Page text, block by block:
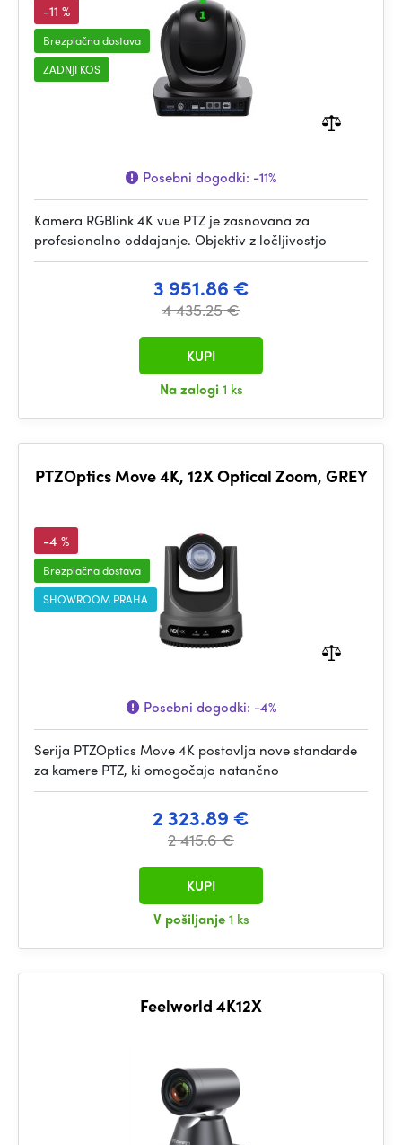
-11 %
Brezplačna dostava
ZADNJI KOS
Posebni dogodki: -11%
Kamera RGBlink 4K vue PTZ je zasnovana za
profesionalno oddajanje. Objektiv z ločljivostjo
3 951.86 €
4 435.25 €
Na zalogi 1 ks
KUPI
PTZOptics Move 4K, 12X Optical Zoom, GREY
-4 %
Brezplačna dostava
SHOWROOM PRAHA
Posebni dogodki: -4%
Serija PTZOptics Move 4K postavlja nove standarde
za kamere PTZ, ki omogočajo natančno
2 323.89 €
2 415.6 €
V pošiljanje1 ks
KUPI
Feelworld 4K12X